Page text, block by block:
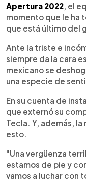
Apertura 2022 , el
momento que le ha
que está último del
Ante la triste e
siempre da la cara
mexicano se
una especie de
En su cuenta de
que externó su
Tecla. Y, además,
esto.
"Una vergüenza
estamos de pie y
vamos a luchar con